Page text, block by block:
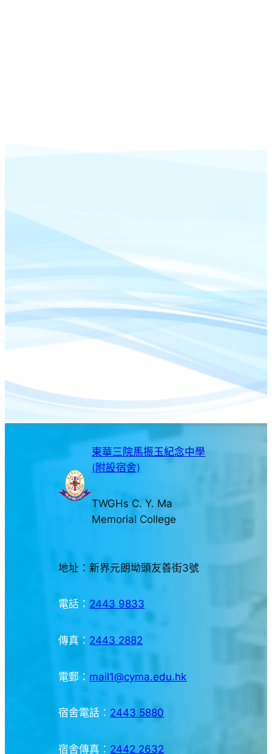
東華三院馬振玉紀念中學
(附設宿舍)
TWGHs C. Y. Ma
Memorial College
地址：新界元朗坳頭友善街3號
電話： 2443 9833
傳真： 2443 2882
電郵： mail1@cyma.edu.hk
宿舍電話： 2443 5880
宿舍傳真： 2442 2632